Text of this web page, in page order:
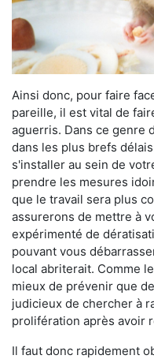
Ainsi donc, pour faire
pareille, il est vital de
aguerris. Dans ce genre
dans les plus brefs
s'installer au sein de
prendre les mesures
que le travail sera plus
assurerons de mettre à
expérimenté de
pouvant vous
local abriterait. Comme
mieux de prévenir que
judicieux de chercher à
prolifération après avoir
Il faut donc rapidement